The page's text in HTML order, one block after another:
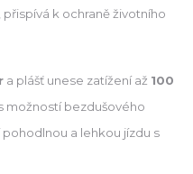
k ochraně životního
a plášť unese zatížení až 100
možností bezdušového
pohodlnou a lehkou jízdu s